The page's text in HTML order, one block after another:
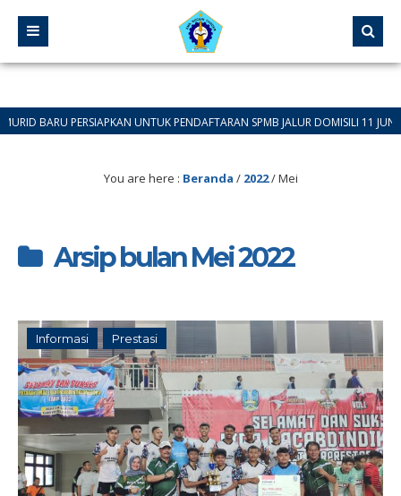
PERSIAPKAN UNTUK PENDAFTARAN SPMB JALUR DOMISILI 11 JUNI 2026
You are here : Beranda / 2022/Mei
Arsip bulan Mei 2022
Informasi Prestasi